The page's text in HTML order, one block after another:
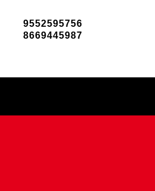
9552595756
8669445987